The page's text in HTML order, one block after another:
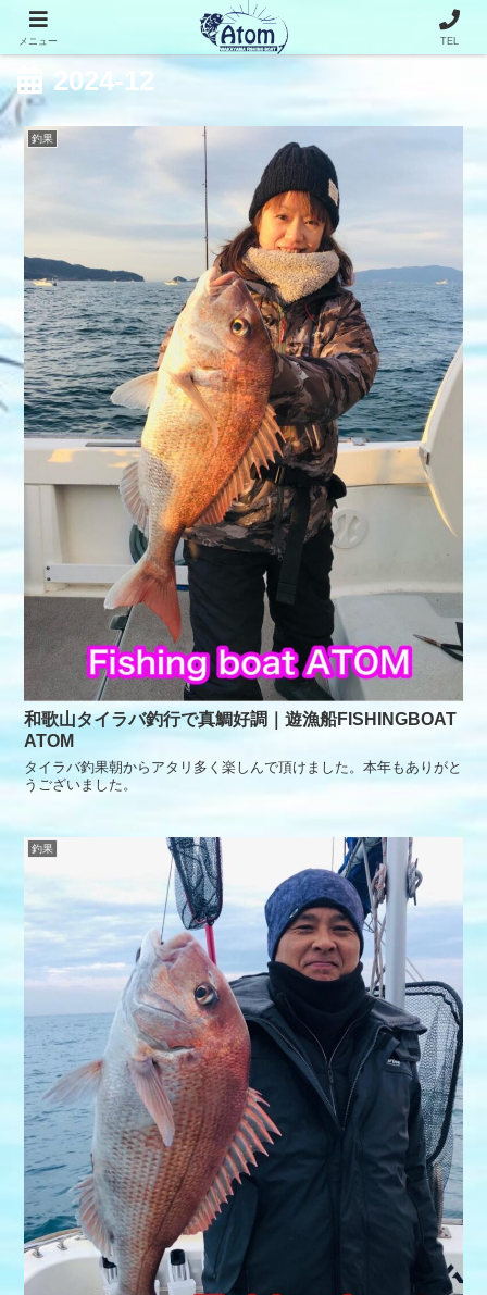
2024-12
釣果
和歌山タイラバ釣行で真鯛好調｜遊漁船FISHINGBOAT
ATOM
タイラバ釣果朝からアタリ多く楽しんで頂けました。本年もありがと
うございました。
釣果
メニュー TEL